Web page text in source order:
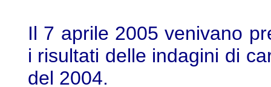
Il 7 aprile 2005 venivano
i risultati delle indagini di
del 2004.